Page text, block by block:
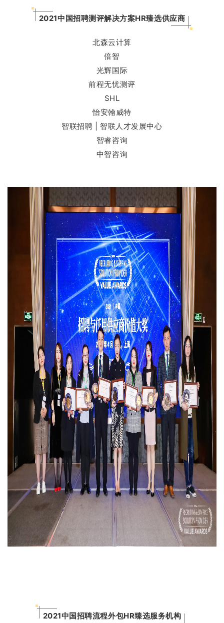
2021中国招聘测评解决方案HR臻选供应商
北森云计算
倍智
光辉国际
前程无忧测评
SHL
怡安翰威特
智联招聘 | 智联人才发展中心
智睿咨询
中智咨询
2021中国招聘流程外包HR臻选服务机构